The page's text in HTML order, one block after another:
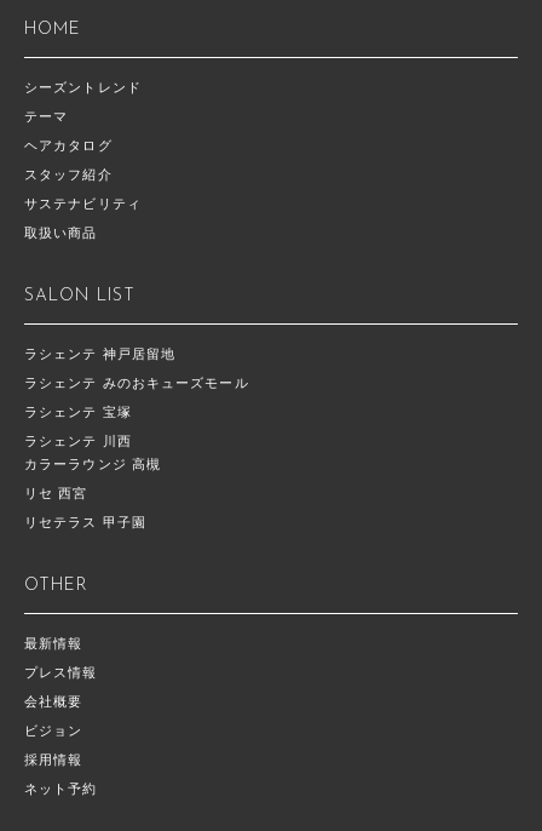
HOME
シーズントレンド
テーマ
ヘアカタログ
スタッフ紹介
サステナビリティ
取扱い商品
SALON LIST
ラシェンテ 神戸居留地
ラシェンテ みのおキューズモール
ラシェンテ 宝塚
ラシェンテ 川西
カラーラウンジ 高槻
リセ 西宮
リセテラス 甲子園
OTHER
最新情報
プレス情報
会社概要
ビジョン
採用情報
ネット予約